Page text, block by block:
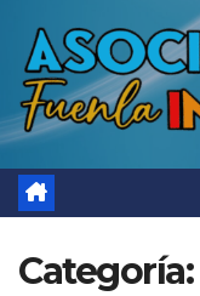
Categoría: